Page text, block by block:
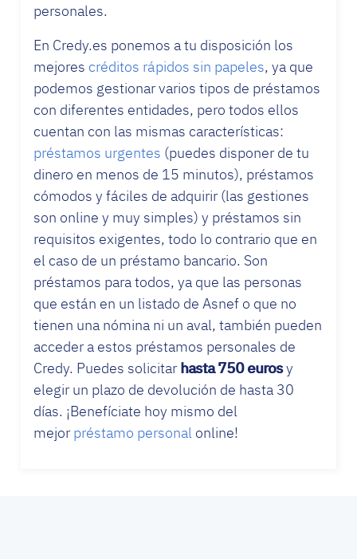
personales.
En Credy.es ponemos a tu disposición los
mejores créditos rápidos sin papeles, ya que
podemos gestionar varios tipos de préstamos
con diferentes entidades, pero todos ellos
cuentan con las mismas características:
préstamos urgentes (puedes disponer de tu
dinero en menos de 15 minutos), préstamos
cómodos y fáciles de adquirir (las gestiones
son online y muy simples) y préstamos sin
requisitos exigentes, todo lo contrario que en
el caso de un préstamo bancario. Son
préstamos para todos, ya que las personas
que están en un listado de Asnef o que no
tienen una nómina ni un aval, también pueden
acceder a estos préstamos personales de
Credy. Puedes solicitarhasta 750 eurosy
elegir un plazo de devolución de hasta 30
días. ¡Benefíciate hoy mismo del
mejorpréstamo personal online!